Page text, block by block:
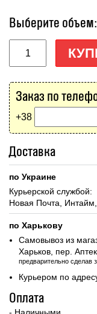
Выберите объем:
Заказ по
+38
Доставка
по Украине
Курьерской службой:
Новая Почта,
по Харькову
Самовывоз из
Харьков, пер.
предварительно сделав
Курьером по
Оплата